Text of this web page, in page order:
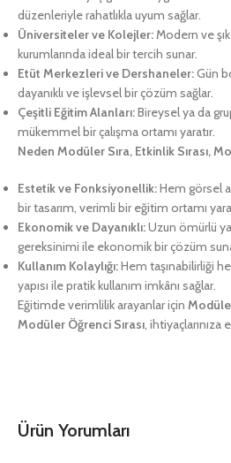
düzenleriyle rahatlıkla uyum sağlar.
Üniversiteler ve Kolejler:Modern ve
kurumlarında ideal bir tercih sunar.
Etüt Merkezleri ve Dershaneler:Gün
dayanıklı ve işlevsel bir çözüm sağlar.
Çeşitli Eğitim Alanları:Bireysel ya da
mükemmel bir çalışma ortamı yaratır.
Neden Modüler Sıra, Etkinlik Sırası,
Estetik ve Fonksiyonellik:Hem görsel
bir tasarım, verimli bir eğitim ortamı
Ekonomik ve Dayanıklı:Uzun ömürlü
gereksinimi ile ekonomik bir çözüm
Kullanım Kolaylığı:Hem taşınabilirliği
yapısı ile pratik kullanım imkânı sağlar.
Eğitimde verimlilik arayanlar için
Modüler Öğrenci Sırası, ihtiyaçlarınıza
Ürün Yorumları